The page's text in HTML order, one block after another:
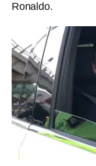
Ronaldo.